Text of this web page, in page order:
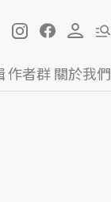
作者群關於我們